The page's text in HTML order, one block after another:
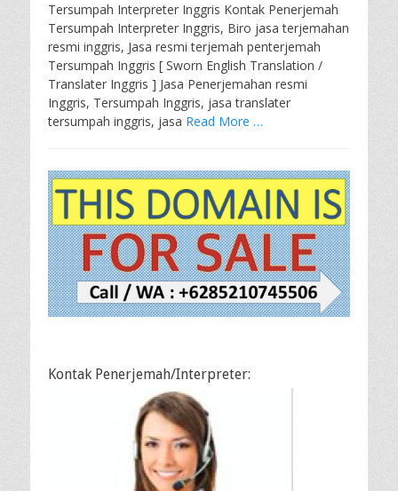
Tersumpah Interpreter Inggris Kontak Penerjemah
Tersumpah Interpreter Inggris, Biro jasa terjemahan
resmi inggris, Jasa resmi terjemah penterjemah
Tersumpah Inggris [ Sworn English Translation /
Translater Inggris ] Jasa Penerjemahan resmi
Inggris, Tersumpah Inggris, jasa translater
tersumpah inggris, jasa Read More …
Kontak Penerjemah/Interpreter: